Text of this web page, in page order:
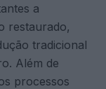
a
restaurado,
tradicional
Além de
processos